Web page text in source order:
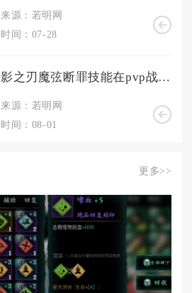
来源：若明网
时间：07-28
影之刃魔弦断罪技能在pvp战斗中的表现如何
来源：若明网
时间：08-01
更多>>